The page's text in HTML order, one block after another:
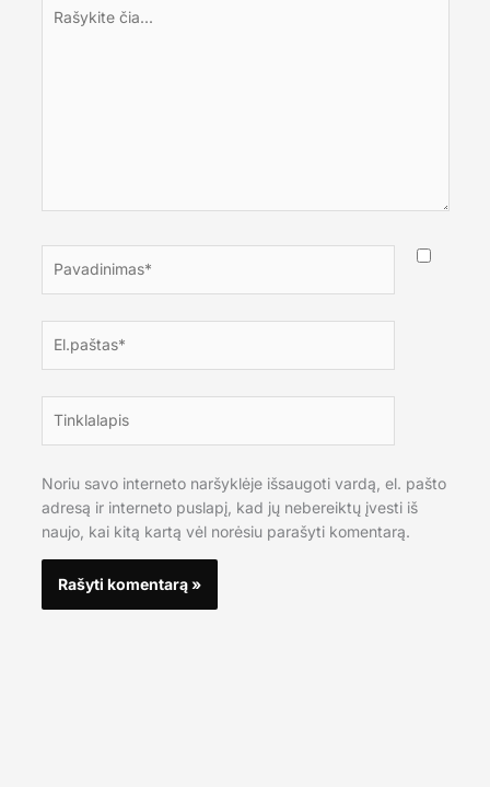
čia...
Noriu savo interneto naršyklėje išsaugoti vardą, el. pašto
adresą ir interneto puslapį, kad jų nebereiktų įvesti iš
naujo, kai kitą kartą vėl norėsiu parašyti komentarą.